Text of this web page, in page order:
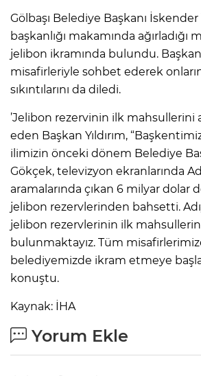
Gölbaşı Belediye Başkanı İskender
başkanlığı makamında ağırladığı
jelibon ikramında bulundu. Başkan
misafirleriyle sohbet ederek
sıkıntılarını da diledi.
’Jelibon rezervinin ilk mahsullerini
eden Başkan Yıldırım,
ilimizin önceki dönem Belediye
Gökçek, televizyon ekranlarında
aramalarında çıkan 6 milyar dolar
jelibon rezervlerinden bahsetti.
jelibon rezervlerinin ilk
bulunmaktayız. Tüm
belediyemizde ikram etmeye
konuştu.
Kaynak: İHA
Yorum Ekle